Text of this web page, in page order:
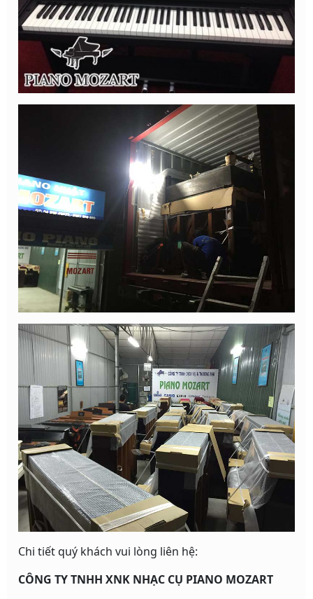
Chi tiết quý khách vui lòng liên hệ:
CÔNG TY TNHH XNK NHẠC CỤ PIANO MOZART